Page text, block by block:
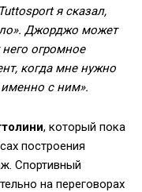
я сказал,
Джорджо может
огромное
когда мне нужно
именно с ним».
, который пока
построения
Спортивный
на переговорах